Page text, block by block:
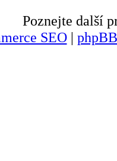
Poznejte další
SEO|